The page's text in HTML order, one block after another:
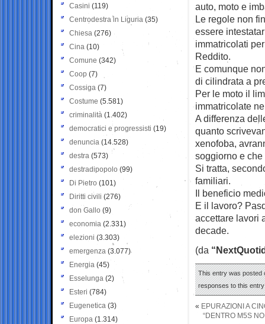
auto, moto e
Le regole non
essere
immatricolati
Reddito.
E comunque
di cilindrata a
Per le moto il
immatricolate
A differenza
quanto
xenofoba,
soggiorno e
Si tratta,
familiari.
Il beneficio
E il lavoro?
accettare lavori
decade.
(da
This entry was posted
responses to this
« EPURAZIONI A
“DENTRO M5S
Casini (119)
Centrodestra in Liguria (35)
Chiesa (276)
Cina (10)
Comune (342)
Coop (7)
Cossiga (7)
Costume (5.581)
criminalità (1.402)
democratici e progressisti (19)
denuncia (14.528)
destra (573)
destradipopolo (99)
Di Pietro (101)
Diritti civili (276)
don Gallo (9)
economia (2.331)
elezioni (3.303)
emergenza (3.077)
Energia (45)
Esselunga (2)
Esteri (784)
Eugenetica (3)
Europa (1.314)